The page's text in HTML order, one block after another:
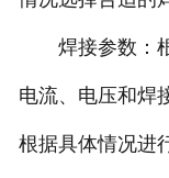
焊接参数：根
电流、电压和焊
根据具体情况进